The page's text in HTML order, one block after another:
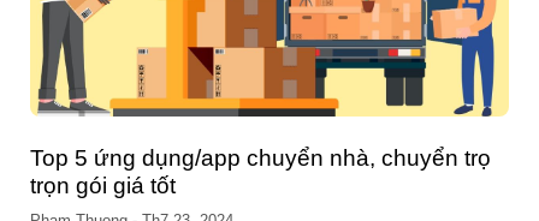
Top 5 ứng dụng/app chuyển nhà, chuyển trọ
trọn gói giá tốt